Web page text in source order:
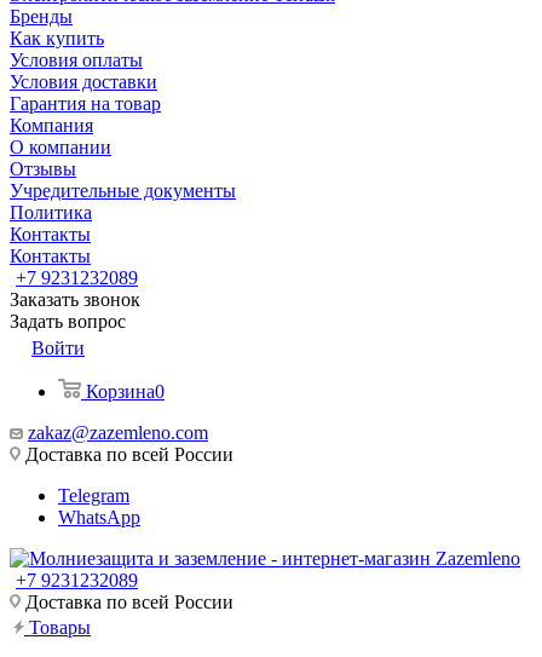
Бренды
Как купить
Условия оплаты
Условия доставки
Гарантия на товар
Компания
О компании
Отзывы
Учредительные документы
Политика
Контакты
Контакты
+7 9231232089
Заказать звонок
Задать вопрос
Войти
Корзина0
zakaz@zazemleno.com
Доставка по всей России
Telegram
WhatsApp
+7 9231232089
Доставка по всей России
Товары